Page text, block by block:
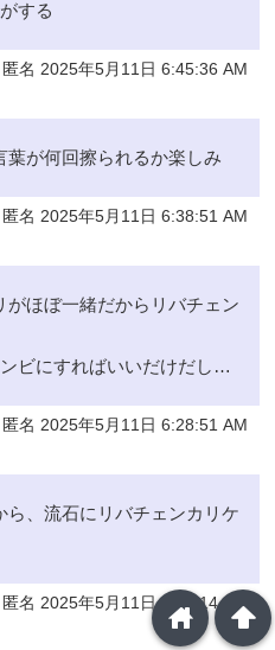
する
名 2025年5月11日 6:45:36 AM
葉が何回擦られるか楽しみ
名 2025年5月11日 6:38:51 AM
がほぼ一緒だからリバチェン
ビにすればいいだけだし…
名 2025年5月11日 6:28:51 AM
、流石にリバチェンカリケ
名 2025年5月11日 6:12:14 AMarrowup
home